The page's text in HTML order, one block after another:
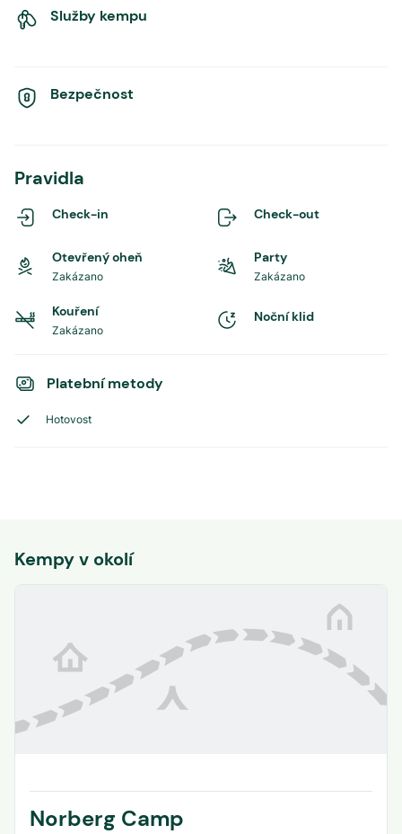
Služby kempu
Bezpečnost
Pravidla
Check-in Check-out
Otevřený oheň
Zakázano
Party
Zakázano
Kouření
Zakázano
Noční klid
Platební metody
Hotovost
Kempy v okolí
Norberg Camp